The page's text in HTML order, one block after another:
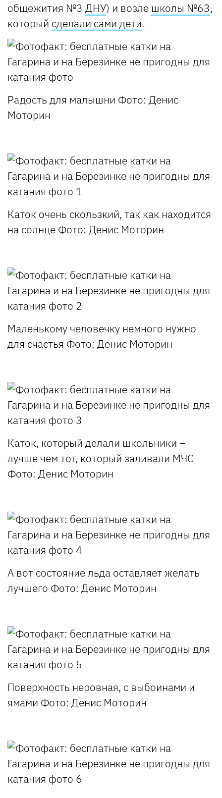
общежития №3 ДНУ) и возле школы №63,
который сделали сами дети.
Радость для малышни Фото: Денис
Моторин
Каток очень скользкий, так как находится
на солнце Фото: Денис Моторин
Маленькому человечку немного нужно
для счастья Фото: Денис Моторин
Каток, который делали школьники –
лучше чем тот, который заливали МЧС
Фото: Денис Моторин
А вот состояние льда оставляет желать
лучшего Фото: Денис Моторин
Поверхность неровная, с выбоинами и
ямами Фото: Денис Моторин